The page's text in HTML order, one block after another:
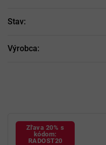
Stav:
Výrobca:
Zľava 20% s
kódom:
RADOST20